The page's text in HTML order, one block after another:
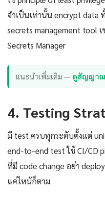
จำเป็นเท่านั้น encrypt data
secrets management tool เ
Secrets Manager
แนะนำเพิ่มเติม — ดูสัญญาณ
4. Testing
มี test ครบทุกระดับตั้งแต่
end-to-end test ใช้ CI/CD
ที่มี code change อย่า
แค่ไหนัก็ตาม